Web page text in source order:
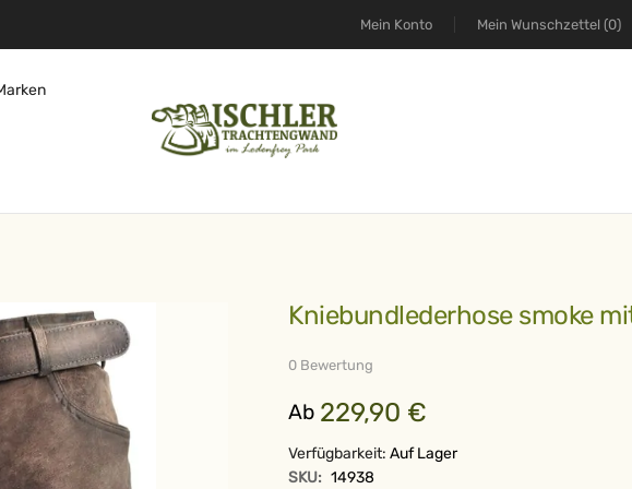
Mein Konto Mein Wunschzettel (0)
Kniebundlederhose smoke
0 Bewertung
Ab 229,90 €
Verfügbarkeit: Auf Lager
SKU: 14938